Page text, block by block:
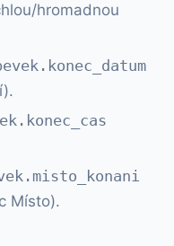
hromadnou
Místo).